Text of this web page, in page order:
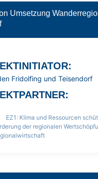
Umsetzung
Fridolfing und Teisendorf
EZ1: Klima und Ressourcen
der regionalen